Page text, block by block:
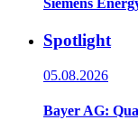
Siemens
Spotlight
05.08.2026
Bayer AG: